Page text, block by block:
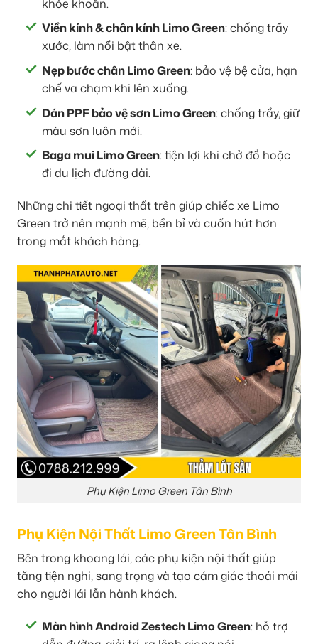
khỏe khoắn.
Viền kính & chân kính Limo Green: chống trầy
xước, làm nổi bật thân xe.
Nẹp bước chân Limo Green: bảo vệ bệ cửa, hạn
chế va chạm khi lên xuống.
Dán PPF bảo vệ sơn Limo Green: chống trầy, giữ
màu sơn luôn mới.
Baga mui Limo Green: tiện lợi khi chở đồ hoặc
đi du lịch đường dài.
Những chi tiết ngoại thất trên giúp chiếc xe Limo
Green trở nên mạnh mẽ, bền bỉ và cuốn hút hơn
trong mắt khách hàng.
Phụ Kiện Limo Green Tân Bình
Phụ Kiện Nội Thất Limo Green Tân Bình
Bên trong khoang lái, các phụ kiện nội thất giúp
tăng tiện nghi, sang trọng và tạo cảm giác thoải mái
cho người lái lẫn hành khách.
Màn hình Android Zestech Limo Green: hỗ trợ